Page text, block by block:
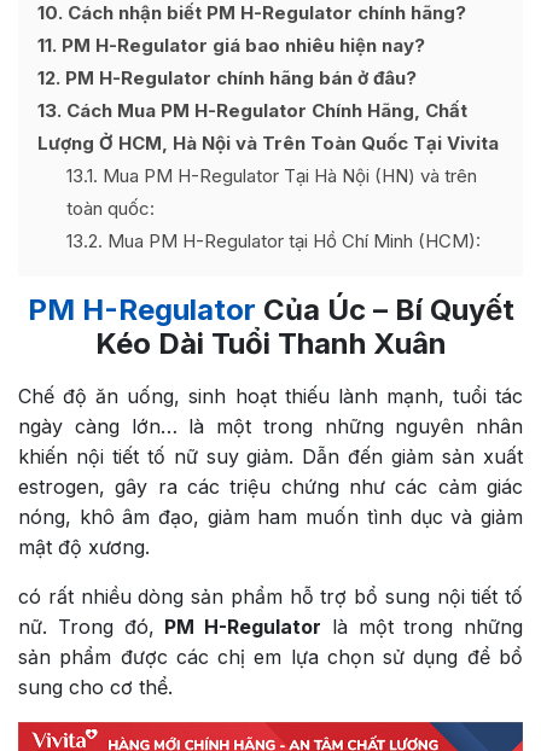
10 Cách nhận biết PM H-Regulator chính hãng?
11 PM H-Regulator giá bao nhiêu hiện nay?
12 PM H-Regulator chính hãng bán ở đâu?
13 Cách Mua PM H-Regulator Chính Hãng, Chất
Lượng Ở HCM, Hà Nội và Trên Toàn Quốc Tại Vivita
13.1 Mua PM H-Regulator Tại Hà Nội (HN) và trên
toàn quốc:
13.2 Mua PM H-Regulator tại Hồ Chí Minh (HCM):
PM H-Regulator Của Úc – Bí Quyết
Kéo Dài Tuổi Thanh Xuân
Chế độ ăn uống, sinh hoạt thiếu lành mạnh, tuổi tác
ngày càng lớn… là một trong những nguyên nhân
khiến nội tiết tố nữ suy giảm. Dẫn đến giảm sản xuất
estrogen, gây ra các triệu chứng như các cảm giác
nóng, khô âm đạo, giảm ham muốn tình dục và giảm
mật độ xương.
có rất nhiều dòng sản phẩm hỗ trợ bổ sung nội tiết tố
nữ. Trong đó, PM H-Regulator là một trong những
sản phẩm được các chị em lựa chọn sử dụng để bổ
sung cho cơ thể.